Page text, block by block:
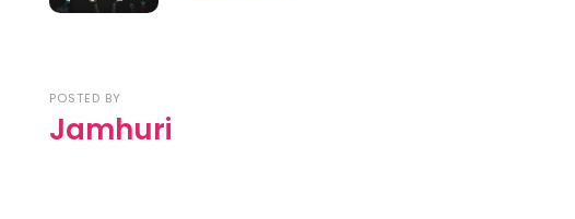
POSTED BY
Jamhuri